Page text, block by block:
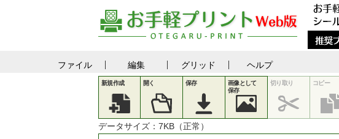
ファイル 編集 グリッド ヘルプ
新規作成 開く 保存
画像として
保存
切り取り コピー
データサイズ： 7KB（正常）